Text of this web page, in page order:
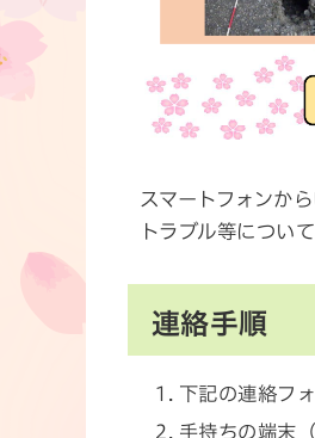
スマートフォンか
トラブル等につい
連絡手順
下記の連絡フ
手持ちの端末